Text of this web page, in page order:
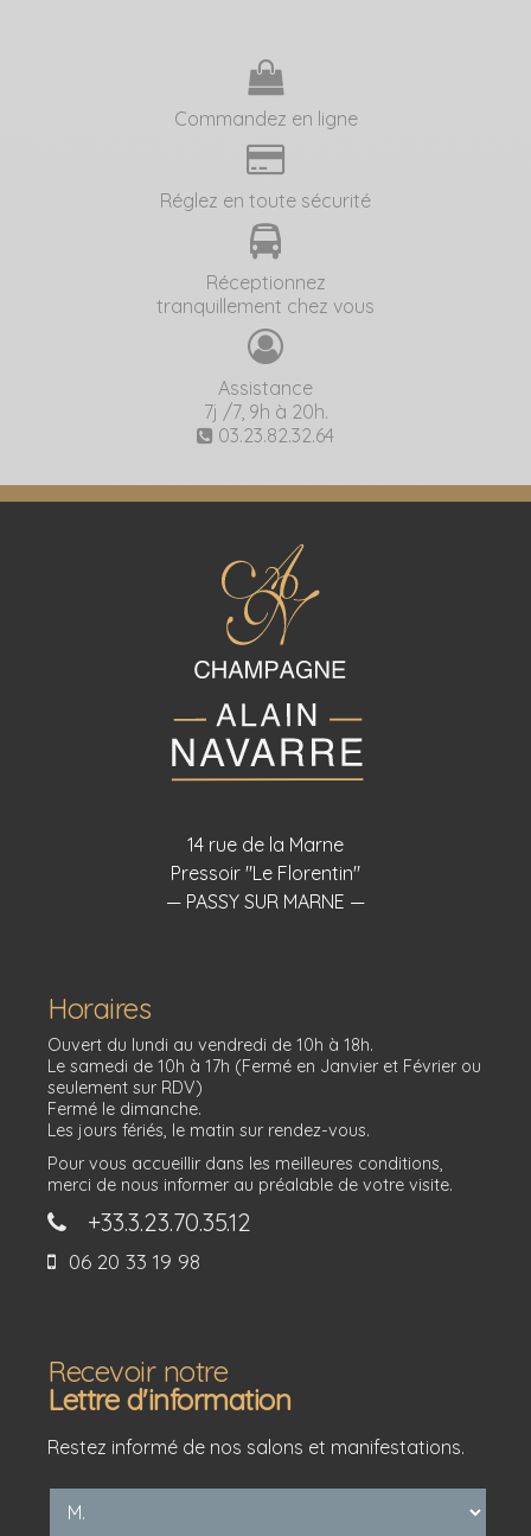
Commandez en ligne
Réglez en toute sécurité
Réceptionnez
tranquillement chez vous
Assistance
7j /7, 9h à 20h.
03.23.82.32.64
14 rue de la Marne
Pressoir "Le Florentin"
— PASSY SUR MARNE —
Horaires
Ouvert du lundi au vendredi de 10h à 18h.
Le samedi de 10h à 17h (Fermé en Janvier et Février ou
seulement sur RDV)
Fermé le dimanche.
Les jours fériés, le matin sur rendez-vous.
Pour vous accueillir dans les meilleures conditions,
merci de nous informer au préalable de votre visite.
+33.3.23.70.35.12
06 20 33 19 98
Recevoir notre
Lettre d'information
Restez informé de nos salons et manifestations.